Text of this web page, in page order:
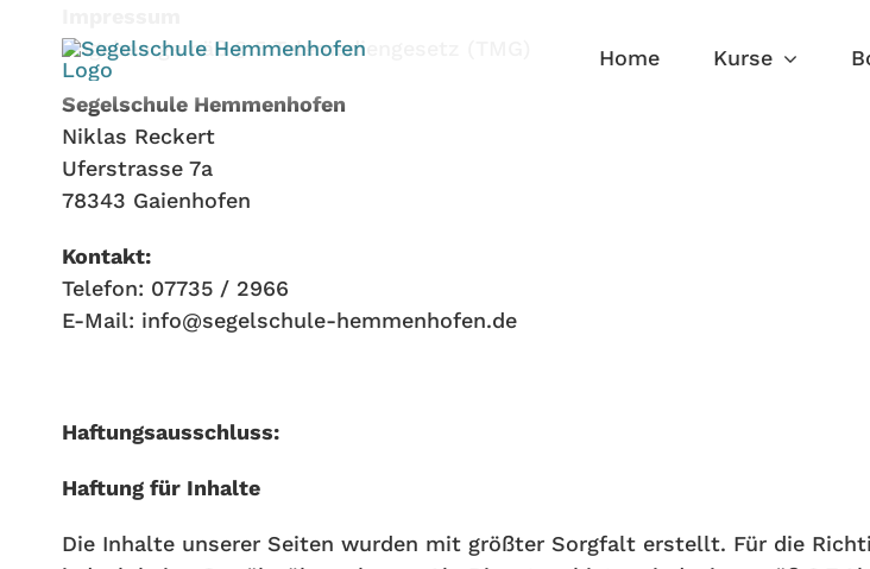
content
Home Kurse
Angaben gemäß § 5 Telemediengesetz (TMG)
Segelschule Hemmenhofen
Niklas Reckert
Uferstrasse 7a
78343 Gaienhofen
Kontakt:
Telefon: 07735 / 2966
E-Mail: info@segelschule-hemmenhofen.de
Haftungsausschluss:
Haftung für Inhalte
Die Inhalte unserer Seiten wurden mit größter Sorgfalt erstellt. Für die